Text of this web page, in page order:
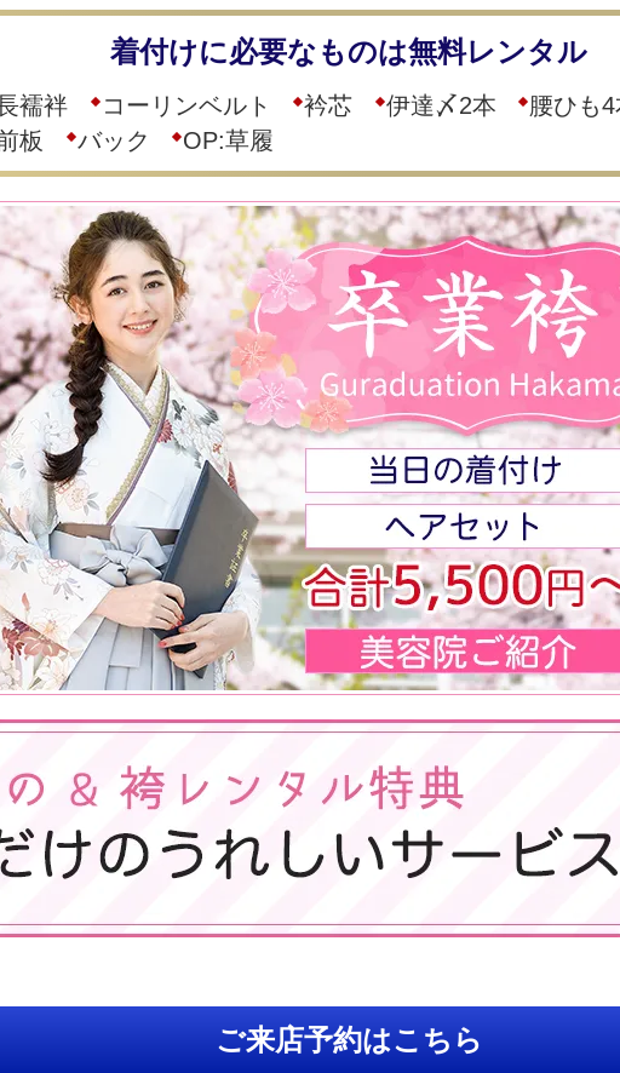
着付けに必要なものは無料レンタル
襦袢 コーリンベルト 衿芯 伊達〆2本
腰ひも
板
バック OP:草履
ご来店予約はこちら